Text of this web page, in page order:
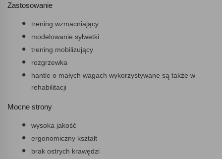
Zastosowanie
trening wzmacniający
modelowanie sylwetki
trening mobilizujący
rozgrzewka
hantle o małych wagach wykorzystywane są także w
rehabilitacji
Mocne strony
wysoka jakość
ergonomiczny kształt
brak ostrych krawędzi